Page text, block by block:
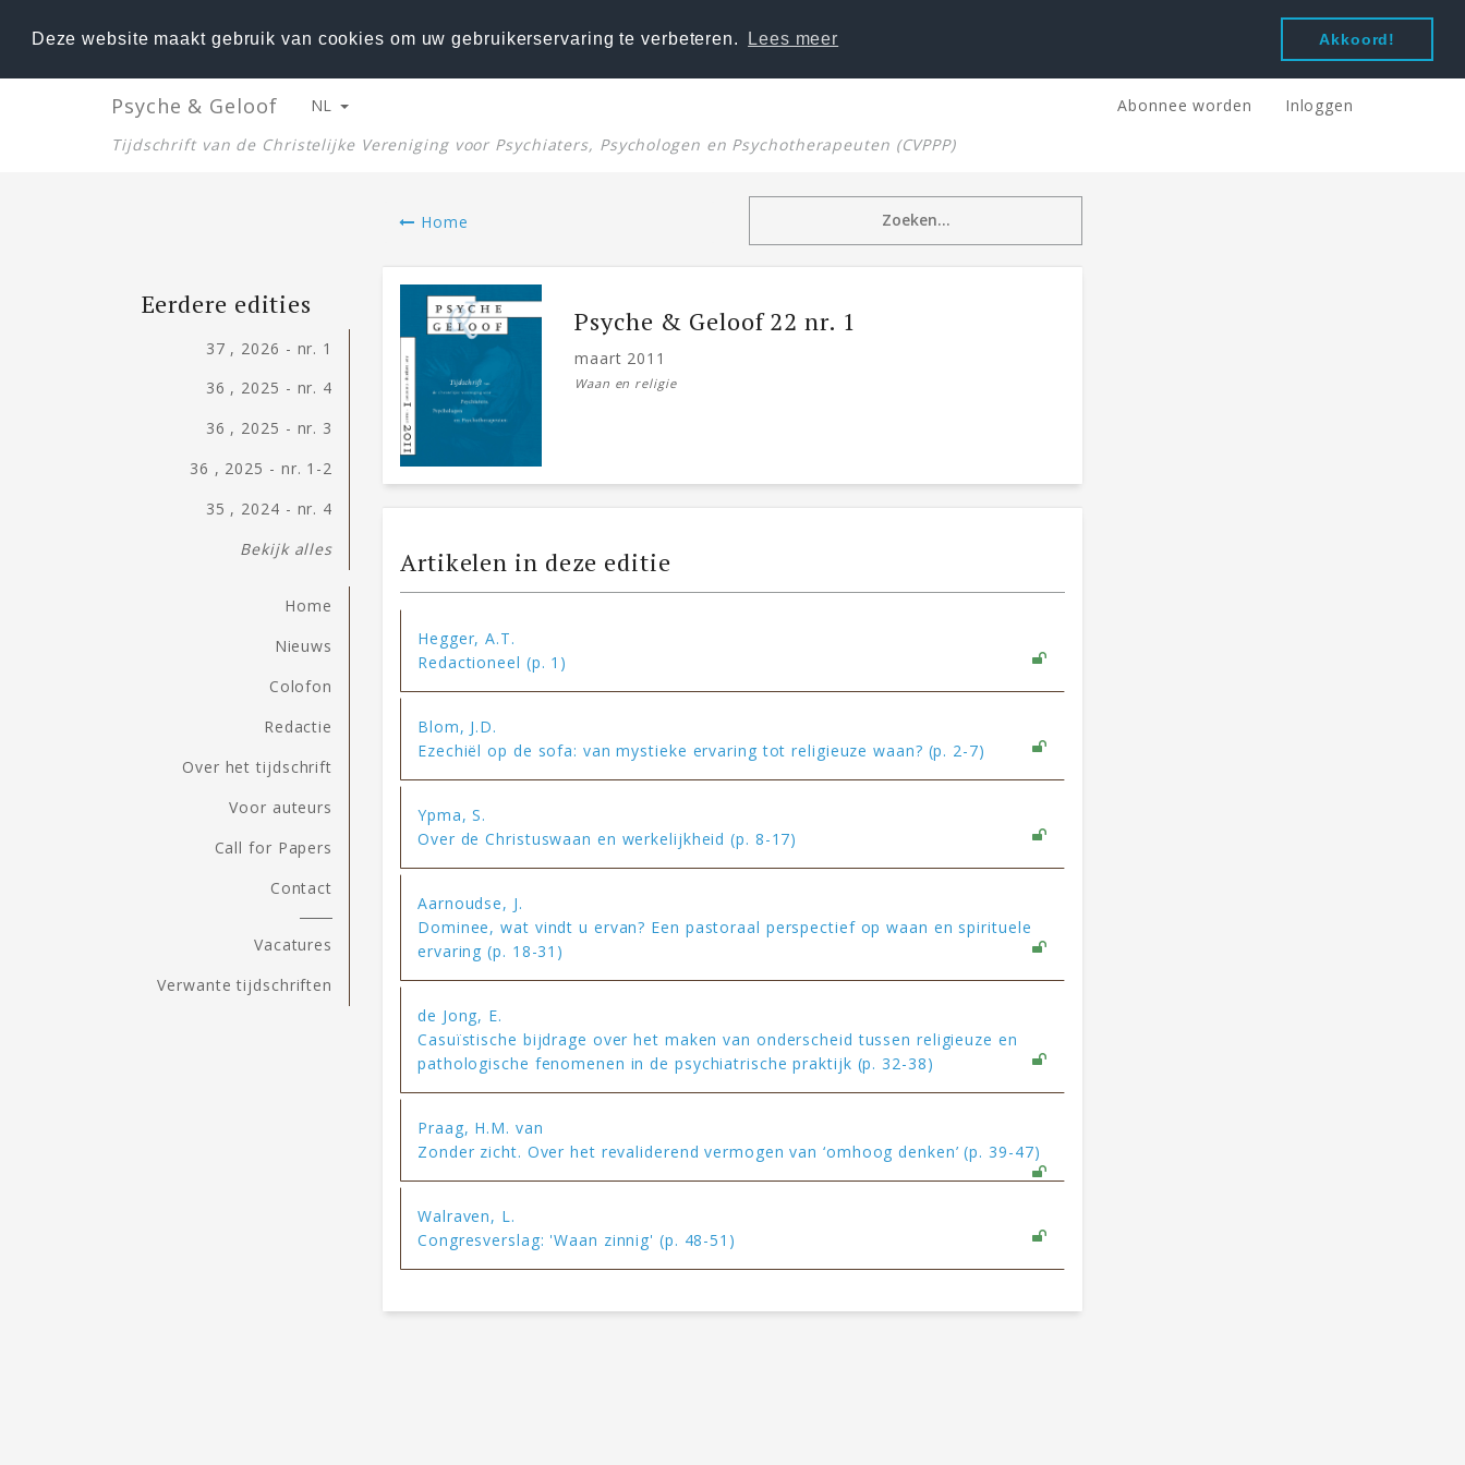
Deze website maakt gebruik van cookies om uw gebruikerservaring te verbeteren. Lees meer Akkoord!
Psyche & Geloof NL Abonnee worden
Inloggen
Tijdschrift van de Christelijke Vereniging voor Psychiaters, Psychologen en Psychotherapeuten (CVPPP)
Home
Eerdere edities
37 , 2026 - nr. 1
36 , 2025 - nr. 4
36 , 2025 - nr. 3
36 , 2025 - nr. 1-2
35 , 2024 - nr. 4
Bekijk alles
Home
Nieuws
Colofon
Redactie
Over het tijdschrift
Voor auteurs
Call for Papers
Contact
Vacatures
Verwante tijdschriften
Psyche & Geloof 22 nr. 1
maart 2011
Waan en religie
Artikelen in deze editie
Hegger, A.T.
Redactioneel (p. 1)
Blom, J.D.
Ezechiël op de sofa: van mystieke ervaring tot religieuze waan? (p. 2-7)
Ypma, S.
Over de Christuswaan en werkelijkheid (p. 8-17)
Aarnoudse, J.
Dominee, wat vindt u ervan? Een pastoraal perspectief op waan en spirituele
ervaring (p. 18-31)
de Jong, E.
Casuïstische bijdrage over het maken van onderscheid tussen religieuze en
pathologische fenomenen in de psychiatrische praktijk (p. 32-38)
Praag, H.M. van
Zonder zicht. Over het revaliderend vermogen van ‘omhoog denken’ (p. 39-47)
Walraven, L.
Congresverslag: 'Waan zinnig' (p. 48-51)